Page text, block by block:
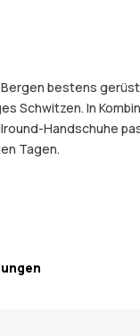
bestens
Schwitzen. In
Handschuhe
Tagen.